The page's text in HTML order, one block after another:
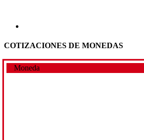
COTIZACIONES DE MONEDAS
Moneda